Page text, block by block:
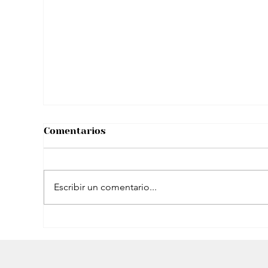
Comentarios
Escribir un comentario...